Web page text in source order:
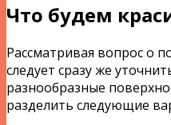
Что будем
Рассматривая вопрос о
следует сразу же
разнообразные
разделить следующие